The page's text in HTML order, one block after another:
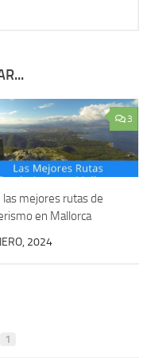
3
las mejores rutas de
en Mallorca
2024
1